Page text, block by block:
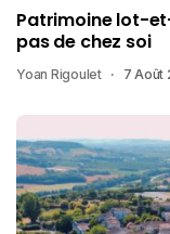
Patrimoine lot-
pas de chez soi
Yoan Rigoulet 7 Août